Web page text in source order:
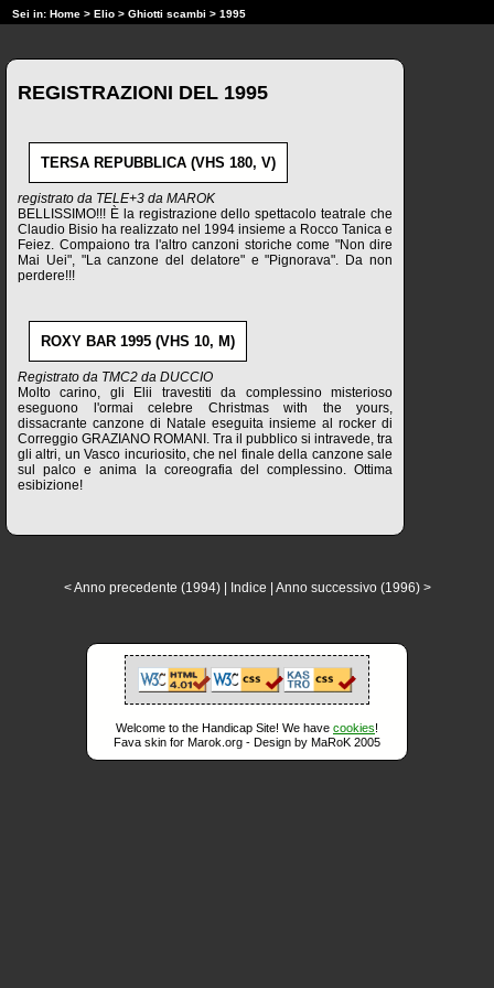
Sei in: Home > Elio > Ghiotti scambi > 1995
REGISTRAZIONI DEL 1995
TERSA REPUBBLICA (VHS 180, V)
registrato da TELE+3 da MAROK
BELLISSIMO!!! È la registrazione dello spettacolo teatrale che
Claudio Bisio ha realizzato nel 1994 insieme a Rocco Tanica e
Feiez. Compaiono tra l'altro canzoni storiche come "Non dire
Mai Uei", "La canzone del delatore" e "Pignorava". Da non
perdere!!!
ROXY BAR 1995 (VHS 10, M)
Registrato da TMC2 da DUCCIO
Molto carino, gli Elii travestiti da complessino misterioso
eseguono l'ormai celebre Christmas with the yours,
dissacrante canzone di Natale eseguita insieme al rocker di
Correggio GRAZIANO ROMANI. Tra il pubblico si intravede, tra
gli altri, un Vasco incuriosito, che nel finale della canzone sale
sul palco e anima la coreografia del complessino. Ottima
esibizione!
< Anno precedente (1994)| Indice Anno successivo (1996) >
Welcome to the Handicap Site! We have cookies!
Fava skin for Marok.org - Design by MaRoK 2005